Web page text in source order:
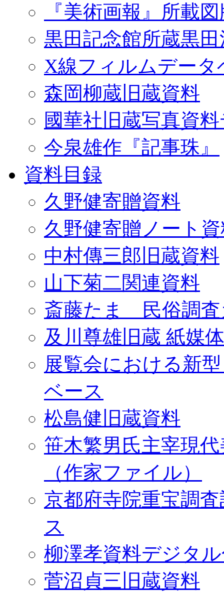
『美術画報』所載
黒田記念館所蔵黒
X線フィルムデータ
森岡柳蔵旧蔵資料
國華社旧蔵写真資
今泉雄作『記事珠』
資料目録
久野健寄贈資料
久野健寄贈ノート
中村傳三郎旧蔵資料
山下菊二関連資料
斎藤たま 民俗調査
及川尊雄旧蔵 紙媒
展覧会における新
ベース
松島健旧蔵資料
笹木繁男氏主宰現
（作家ファイル）
京都府寺院重宝調
ス
柳澤孝資料デジタ
菅沼貞三旧蔵資料